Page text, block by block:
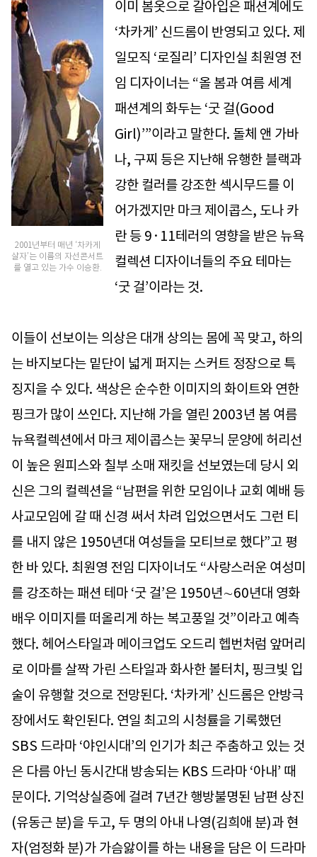
2001년부터 매년 ‘차카게
살자’는 이름의 자선콘서트
를 열고 있는 가수 이승환.
이미 봄옷으로 갈아입은 패션계에도
‘차카게’ 신드롬이 반영되고 있다. 제
일모직 ‘로질리’ 디자인실 최원영 전
임 디자이너는 “올 봄과 여름 세계
패션계의 화두는 ‘굿 걸(Good
Girl)’”이라고 말한다. 돌체 앤 가바
나, 구찌 등은 지난해 유행한 블랙과
강한 컬러를 강조한 섹시무드를 이
어가겠지만 마크 제이콥스, 도나 카
란 등 9·11테러의 영향을 받은 뉴욕
컬렉션 디자이너들의 주요 테마는
‘굿 걸’이라는 것.
이들이 선보이는 의상은 대개 상의는 몸에 꼭 맞고, 하의
는 바지보다는 밑단이 넓게 퍼지는 스커트 정장으로 특
징지을 수 있다. 색상은 순수한 이미지의 화이트와 연한
핑크가 많이 쓰인다. 지난해 가을 열린 2003년 봄 여름
뉴욕컬렉션에서 마크 제이콥스는 꽃무늬 문양에 허리선
이 높은 원피스와 칠부 소매 재킷을 선보였는데 당시 외
신은 그의 컬렉션을 “남편을 위한 모임이나 교회 예배 등
사교모임에 갈 때 신경 써서 차려 입었으면서도 그런 티
를 내지 않은 1950년대 여성들을 모티브로 했다”고 평
한 바 있다. 최원영 전임 디자이너도 “사랑스러운 여성미
를 강조하는 패션 테마 ‘굿 걸’은 1950년∼60년대 영화
배우 이미지를 떠올리게 하는 복고풍일 것”이라고 예측
했다. 헤어스타일과 메이크업도 오드리 헵번처럼 앞머리
로 이마를 살짝 가린 스타일과 화사한 볼터치, 핑크빛 입
술이 유행할 것으로 전망된다. ‘차카게’ 신드롬은 안방극
장에서도 확인된다. 연일 최고의 시청률을 기록했던
SBS 드라마 ‘야인시대’의 인기가 최근 주춤하고 있는 것
은 다름 아닌 동시간대 방송되는 KBS 드라마 ‘아내’ 때
문이다. 기억상실증에 걸려 7년간 행방불명된 남편 상진
(유동근 분)을 두고, 두 명의 아내 나영(김희애 분)과 현
자(엄정화 분)가 가슴앓이를 하는 내용을 담은 이 드라마